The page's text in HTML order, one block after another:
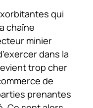
qui
chaîne
minier
dans la
trop cher
de
prenantes